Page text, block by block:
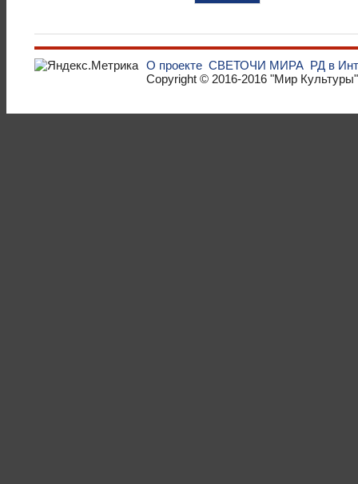
О проекте СВЕТОЧИ МИРА РД в
Copyright © 2016-2016 "Мир Культуры"